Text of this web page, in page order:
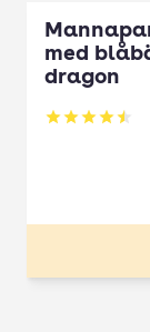
med
dragon
Betyg: 4.5